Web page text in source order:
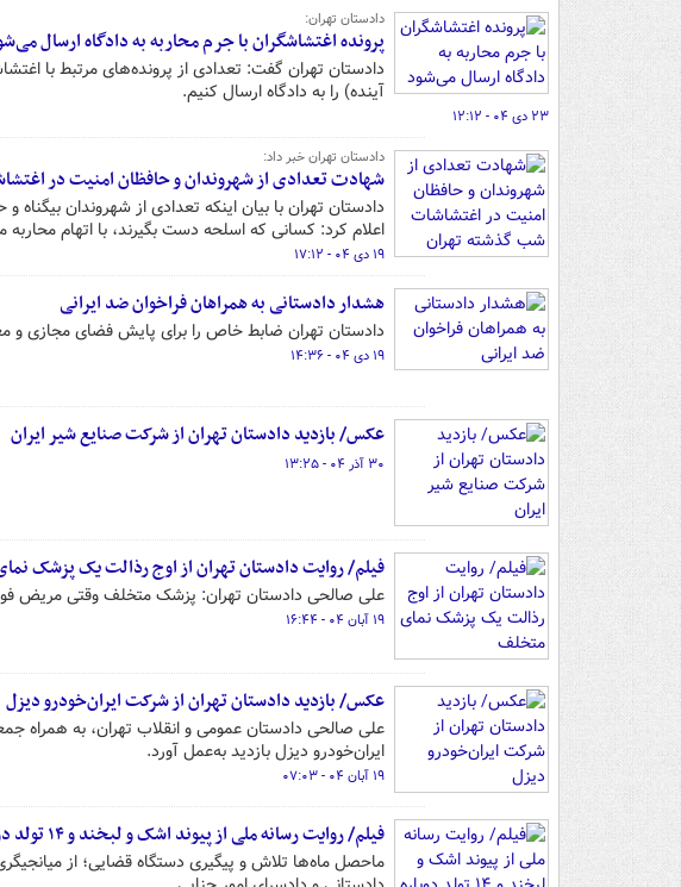
دادستان تهران:
پرونده‌ اغتشاشگران با جرم محاربه به دادگاه ارسال
آینده) را به دادگاه ارسال کنیم.
۲۳ دی ۰۴ - ۱۲:۱۲
دادستان تهران خبر داد:
شهادت تعدادی از شهروندان و حافظان امنیت در
دادستان تهران با بیان اینکه تعدادی از شهروندان
اعلام کرد: کسانی که اسلحه دست بگیرند، با اتهام
۱۹ دی ۰۴ - ۱۷:۱۲
هشدار دادستانی به همراهان فراخوان‌ ضد ایرانی
دادستان تهران ضابط خاص را برای پایش فضای مجازی و
۱۹ دی ۰۴ - ۱۴:۳۶
عکس/ بازدید دادستان تهران از شرکت صنایع شیر ایران
۳۰ آذر ۰۴ - ۱۳:۲۵
فیلم/ روایت دادستان تهران از اوج رذالت یک پزشک
علی صالحی دادستان تهران: پزشک متخلف وقتی مریض
۱۹ آبان ۰۴ - ۱۶:۴۴
عکس/ بازدید دادستان تهران از شرکت ایران‌خودرو دیزل
علی صالحی دادستان عمومی و انقلاب تهران، به همراه
ایران‌خودرو دیزل بازدید به‌عمل آورد.
۱۹ آبان ۰۴ - ۰۷:۰۳
فیلم/ روایت رسانه ملی از پیوند اشک و لبخند و ۱۴ تولد دوباره
ماحصل ماه‌ها تلاش و پیگیری دستگاه قضایی؛ از